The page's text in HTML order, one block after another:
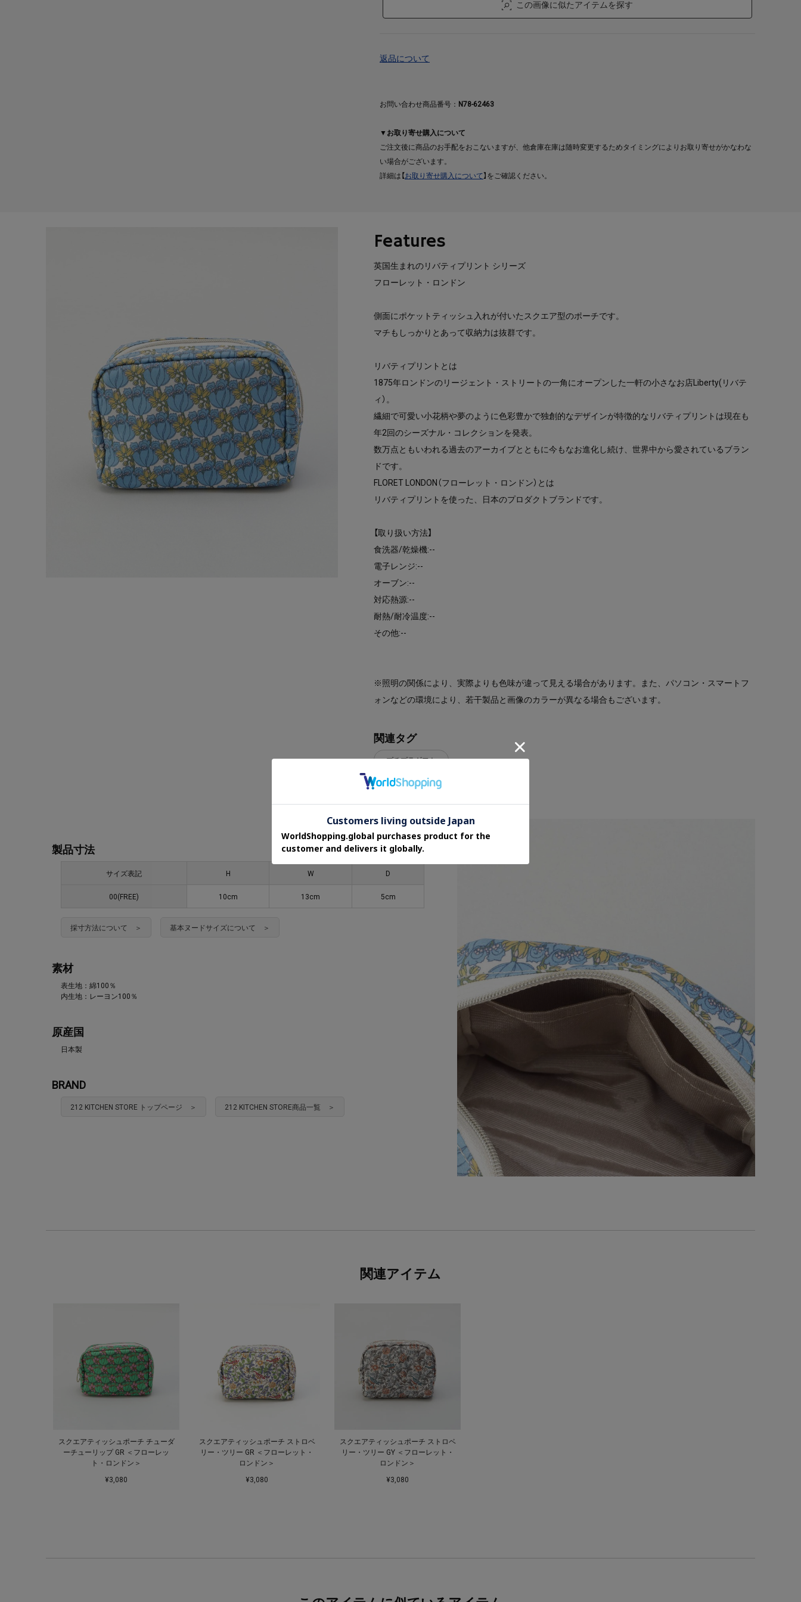
この画像に似たアイテムを探す
返品について
お問い合わせ商品番号： N78-62463
▼お取り寄せ購入について
ご注文後に商品のお手配をおこないますが、他倉庫在庫は随時変更するためタイミングによりお取り寄せがかなわな
い場合がございます。
詳細は【お取り寄せ購入について】をご確認ください。
Features
英国生まれのリバティプリント シリーズ
フローレット・ロンドン
側面にポケットティッシュ入れが付いたスクエア型のポーチです。
マチもしっかりとあって収納力は抜群です。
リバティプリントとは
1875年ロンドンのリージェント・ストリートの一角にオープンした一軒の小さなお店Liberty(リバテ
ィ）。
繊細で可愛い小花柄や夢のように色彩豊かで独創的なデザインが特徴的なリバティプリントは現在も
年2回のシーズナル・コレクションを発表。
数万点ともいわれる過去のアーカイブとともに今もなお進化し続け、世界中から愛されているブラン
ドです。
FLORET LONDON（フローレット・ロンドン）とは
リバティプリントを使った、日本のプロダクトブランドです。
【取り扱い方法】
食洗器/乾燥機:--
電子レンジ:--
オーブン:--
対応熱源:--
耐熱/耐冷温度:--
その他:--
※照明の関係により、実際よりも色味が違って見える場合があります。また、パソコン・スマートフ
ォンなどの環境により、若干製品と画像のカラーが異なる場合もございます。
関連タグ
プチプラギフト
製品寸法
サイズ表記 H W D
00(FREE) 10cm 13cm 5cm
採寸方法について ＞ 基本ヌードサイズについて ＞
素材
表生地：綿100％
内生地：レーヨン100％
原産国
日本製
BRAND
212 KITCHEN STORE トップページ ＞ 212 KITCHEN STORE商品一覧 ＞
関連アイテム
スクエアティッシュポーチ チューダ
ーチューリップ GR ＜フローレッ
ト・ロンドン＞
¥3,080
スクエアティッシュポーチ ストロベ
リー・ツリー GR ＜フローレット・
ロンドン＞
¥3,080
スクエアティッシュポーチ ストロベ
リー・ツリー GY ＜フローレット・
ロンドン＞
¥3,080